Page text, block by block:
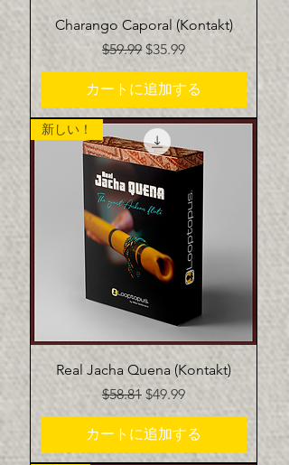
Charango Caporal (Kontakt)
通常価格
$59.99 セール価格
$35.99
カートに追加する
新しい！
Real Jacha Quena (Kontakt)
通常価格
$58.81 セール価格
$49.99
カートに追加する